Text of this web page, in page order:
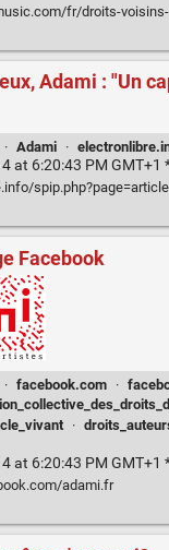
fr/droits-
Adami : "Un
· Adami ·
at 6:20:43 PM GMT+1 *
Facebook
· facebook.com ·
·
at 6:20:43 PM GMT+1 *
adami.fr